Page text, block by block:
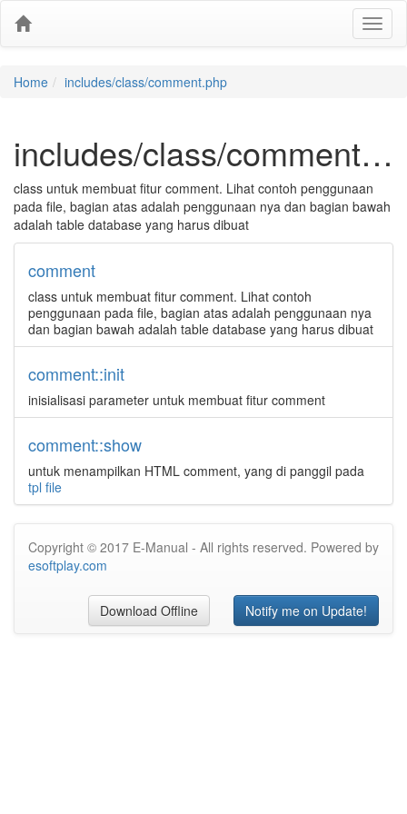
Home includes/class/comment.php
includes/class/comment.php
class untuk membuat fitur comment. Lihat contoh penggunaan
pada file, bagian atas adalah penggunaan nya dan bagian bawah
adalah table database yang harus dibuat
comment
class untuk membuat fitur comment. Lihat contoh
penggunaan pada file, bagian atas adalah penggunaan nya
dan bagian bawah adalah table database yang harus dibuat
comment::init
inisialisasi parameter untuk membuat fitur comment
comment::show
untuk menampilkan HTML comment, yang di panggil pada
tpl file
Copyright © 2017 E-Manual - All rights reserved. Powered by
esoftplay.com
Notify me on Update!
Download Offline